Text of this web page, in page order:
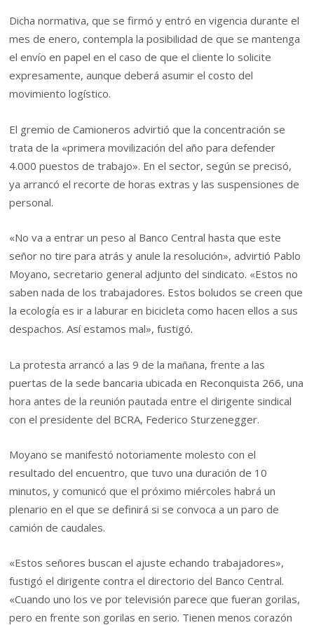
Dicha normativa, que se firmó y entró en vigencia durante el
mes de enero, contempla la posibilidad de que se mantenga
el envío en papel en el caso de que el cliente lo solicite
expresamente, aunque deberá asumir el costo del
movimiento logístico.
El gremio de Camioneros advirtió que la concentración se
trata de la «primera movilización del año para defender
4.000 puestos de trabajo». En el sector, según se precisó,
ya arrancó el recorte de horas extras y las suspensiones de
personal.
«No va a entrar un peso al Banco Central hasta que este
señor no tire para atrás y anule la resolución», advirtió Pablo
Moyano, secretario general adjunto del sindicato. «Estos no
saben nada de los trabajadores. Estos boludos se creen que
la ecología es ir a laburar en bicicleta como hacen ellos a sus
despachos. Así estamos mal», fustigó.
La protesta arrancó a las 9 de la mañana, frente a las
puertas de la sede bancaria ubicada en Reconquista 266, una
hora antes de la reunión pautada entre el dirigente sindical
con el presidente del BCRA, Federico Sturzenegger.
Moyano se manifestó notoriamente molesto con el
resultado del encuentro, que tuvo una duración de 10
minutos, y comunicó que el próximo miércoles habrá un
plenario en el que se definirá si se convoca a un paro de
camión de caudales.
«Estos señores buscan el ajuste echando trabajadores»,
fustigó el dirigente contra el directorio del Banco Central.
«Cuando uno los ve por televisión parece que fueran gorilas,
pero en frente son gorilas en serio. Tienen menos corazón